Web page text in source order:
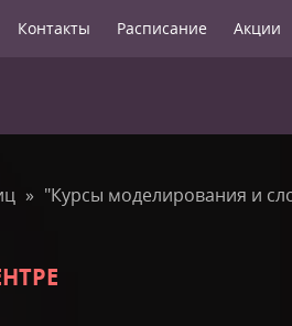
Контакты Расписание Акции
"Курсы моделирования и